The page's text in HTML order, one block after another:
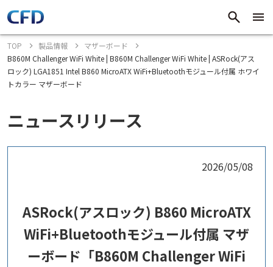
TOP 製品情報
マザーボード
B860M Challenger WiFi White | B860M Challenger WiFi White | ASRock(アス
ロック) LGA1851 Intel B860 MicroATX WiFi+Bluetoothモジュール付属 ホワイ
トカラー マザーボード
ニュースリリース
2026/05/08
ASRock(アスロック) B860 MicroATX
WiFi+Bluetoothモジュール付属 マザ
ーボード「B860M Challenger WiFi